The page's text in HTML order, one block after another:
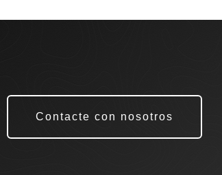
Contacte con nosotros